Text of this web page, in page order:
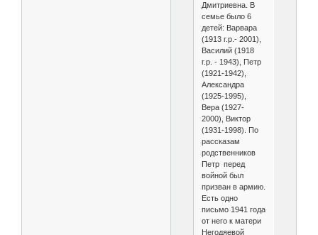
Дмитриевна. В
семье было 6
детей: Варвара
(1913 г.р.- 2001),
Василий (1918
г.р. - 1943), Петр
(1921-1942),
Александра
(1925-1995),
Вера (1927-
2000), Виктор
(1931-1998). По
рассказам
родственников
Петр перед
войной был
призван в армию.
Есть одно
письмо 1941 года
от него к матери
Негодяевой